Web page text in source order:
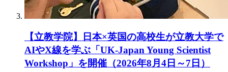
【立教学院】日本×英国の高校生が立教大学で
AIやX線を学ぶ「UK-Japan Young Scientist
Workshop」を開催（2026年8月4日～7日）